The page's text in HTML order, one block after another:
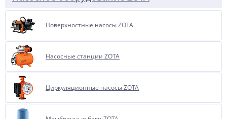
Поверхностные насосы ZOTA
Насосные станции ZOTA
Циркуляционные насосы ZOTA